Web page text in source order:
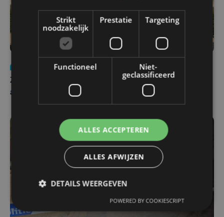
Update
za 1 augustus | 17:21
Zwaar ongeval op E403 in Izegem: drie rijstroken
afgesloten
Strikt
noodzakelijk
Prestatie Targeting
Functioneel
Niet-
geclassificeerd
ALLES ACCEPTEREN
ALLES AFWIJZEN
DETAILS WEERGEVEN
POWERED BY COOKIESCRIPT